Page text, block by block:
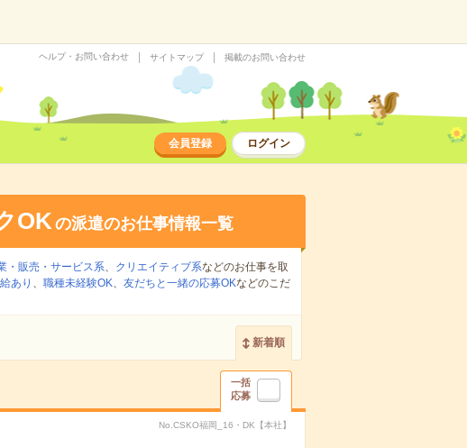
ヘルプ・お問い合わせ サイトマップ 掲載のお問い合わせ
会員登録 ログイン
OKの派遣のお仕事情報一覧
・販売・サービス系、 クリエイティブ系などのお仕事を取
あり 、 職種未経験OK、 友だちと一緒の応募OKなどのこだ
新着順
一括
応募
No.CSKO福岡_16・DK【本社】